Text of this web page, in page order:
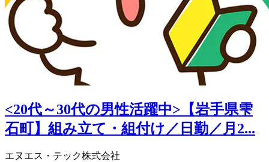
<20代～30代の男性活躍中>【岩手県雫
石町】組み立て・組付け／日勤／月2...
エヌエス・テック株式会社